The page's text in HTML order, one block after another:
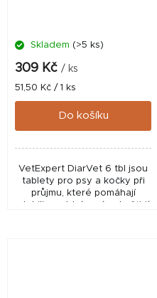
Skladem (>5 ks)
309 Kč / ks
Měrná
cena:
51,50 Kč / 1 ks
Do košíku
VetExpert DiarVet 6 tbl jsou
tablety pro psy a kočky při
průjmu, které pomáhají
stabilizovat trávení, zahušťují